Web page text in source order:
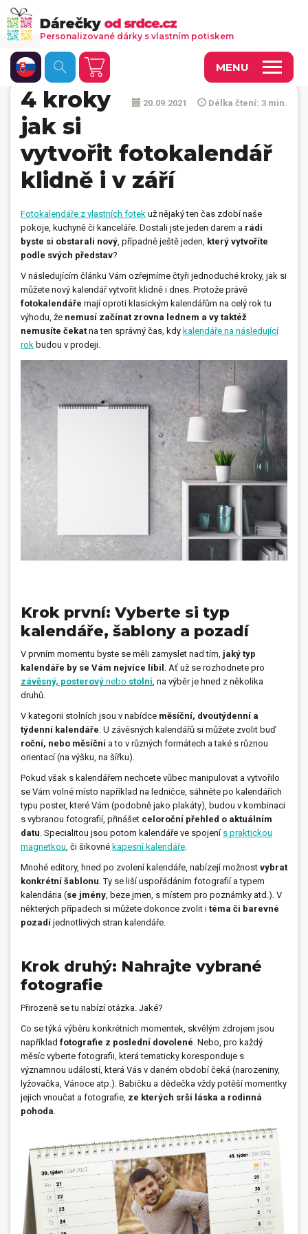
MENU
Fotoobrazy a dekorace
Kalendáře s vlastními fotkami
Trička a oděvy
Personalizované hry
Hrnečky a keramika
Doplňky do kanceláře, domácnosti, auta
Přívěsky, dog tagy, odznaky
Tašky, vaky, ruksaky
Dárečky
PO-PÁ 8:00 - 16:00
+420 516 770 521
napíšte nám
eshop@faxcopy.cz
Úvod Produkty
Blog
Můj profil
Personalizované dárky s vlastním potiskem
20.09.2021 Délka čtení: 3 min.
4 kroky
jak si
vytvořit fotokalendář
klidně i v září
Fotokalendáře z vlastních fotek už nějaký ten čas zdobí naše
pokoje, kuchyně či kanceláře. Dostali jste jeden darem a rádi
byste si obstarali nový, případně ještě jeden, který vytvoříte
podle svých představ?
V následujícím článku Vám ozřejmíme čtyři jednoduché kroky, jak si
můžete nový kalendář vytvořit klidně i dnes. Protože právě
fotokalendáře mají oproti klasickým kalendářům na celý rok tu
výhodu, že nemusí začínat zrovna lednem a vy taktéž
nemusíte čekat na ten správný čas, kdy kalendáře na následující
rok budou v prodeji.
Krok první: Vyberte si typ
kalendáře, šablony a pozadí
V prvním momentu byste se měli zamyslet nad tím, jaký typ
kalendáře by se Vám nejvíce líbil . Ať už se rozhodnete pro
závěsný, posterový nebo stolní, na výběr je hned z několika
druhů.
V kategorii stolních jsou v nabídce měsíční, dvoutýdenní a
týdenní kalendáře. U závěsných kalendářů si můžete zvolit buď
roční, nebo měsíční a to v různých formátech a také s různou
orientací (na výšku, na šířku).
Pokud však s kalendářem nechcete vůbec manipulovat a vytvořilo
se Vám volné místo například na ledničce, sáhněte po kalendářích
typu poster, které Vám (podobně jako plakáty), budou v kombinaci
s vybranou fotografií, přinášet celoroční přehled o aktuálním
datu. Specialitou jsou potom kalendáře ve spojení s praktickou
magnetkou, či šikovné kapesní kalendáře.
Mnohé editory, hned po zvolení kalendáře, nabízejí možnost vybrat
konkrétní šablonu. Ty se liší uspořádáním fotografií a typem
kalendária (se jmény, beze jmen, s místem pro poznámky atd.). V
některých případech si můžete dokonce zvolit i téma či barevné
pozadí jednotlivých stran kalendáře.
Krok druhý: Nahrajte vybrané
fotografie
Přirozeně se tu nabízí otázka. Jaké?
Co se týká výběru konkrétních momentek, skvělým zdrojem jsou
například fotografie z poslední dovolené. Nebo, pro každý
měsíc vyberte fotografii, která tematicky koresponduje s
významnou událostí, která Vás v daném období čeká (narozeniny,
lyžovačka, Vánoce atp.). Babičku a dědečka vždy potěší momentky
jejich vnoučat a fotografie, ze kterých srší láska a rodinná
pohoda.